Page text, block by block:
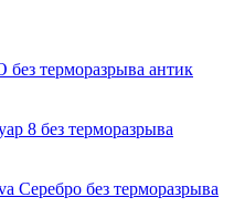
терморазрыва антик
8 без терморазрыва
Серебро без терморазрыва